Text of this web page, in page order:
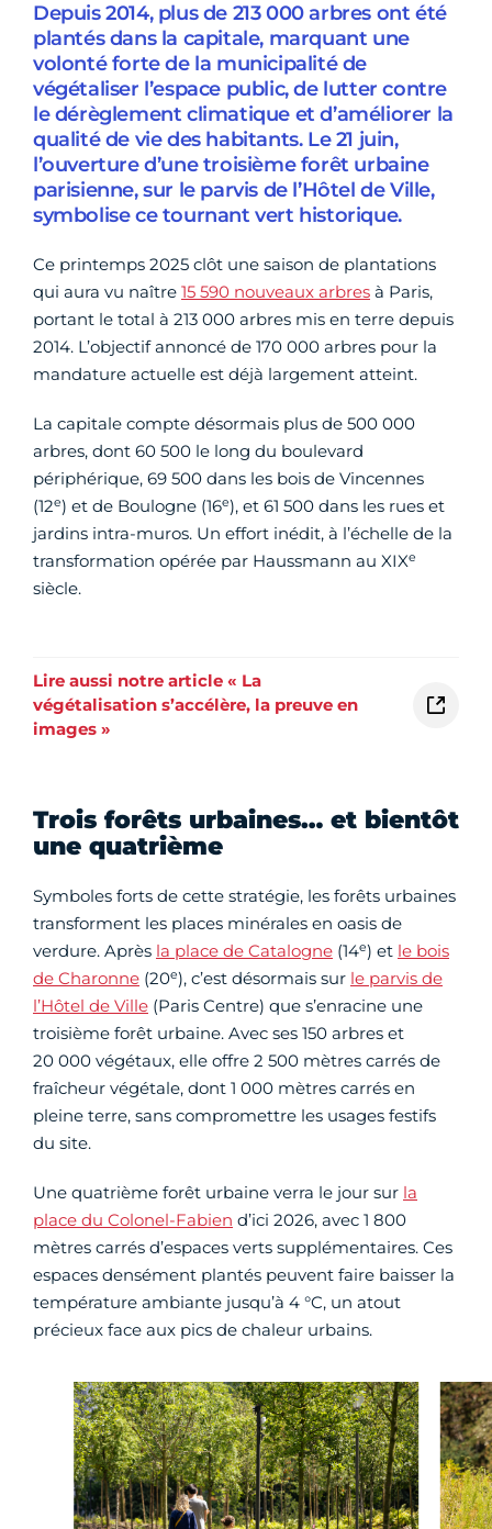
Depuis 2014, plus de 213 000 arbres ont été
plantés dans la capitale, marquant une
volonté forte de la municipalité de
végétaliser l’espace public, de lutter contre
le dérèglement climatique et d’améliorer la
qualité de vie des habitants. Le 21 juin,
l’ouverture d’une troisième forêt urbaine
parisienne, sur le parvis de l’Hôtel de Ville,
symbolise ce tournant vert historique.
Ce printemps 2025 clôt une saison de plantations
qui aura vu naître 15 590 nouveaux arbres à Paris,
portant le total à 213 000 arbres mis en terre depuis
2014. L’objectif annoncé de 170 000 arbres pour la
mandature actuelle est déjà largement atteint.
La capitale compte désormais plus de 500 000
arbres, dont 60 500 le long du boulevard
périphérique, 69 500 dans les bois de Vincennes
(12e) et de Boulogne (16e), et 61 500 dans les rues et
jardins intra-muros. Un effort inédit, à l’échelle de la
transformation opérée par Haussmann au XIXe
siècle.
Lire aussi notre article « La
végétalisation s’accélère, la preuve en
images »
Trois forêts urbaines… et bientôt
une quatrième
Symboles forts de cette stratégie, les forêts urbaines
transforment les places minérales en oasis de
verdure. Après la place de Catalogne (14e) et le bois
de Charonne (20e), c’est désormais sur le parvis de
l’Hôtel de Ville (Paris Centre) que s’enracine une
troisième forêt urbaine. Avec ses 150 arbres et
20 000 végétaux, elle offre 2 500 mètres carrés de
fraîcheur végétale, dont 1 000 mètres carrés en
pleine terre, sans compromettre les usages festifs
du site.
Une quatrième forêt urbaine verra le jour sur la
place du Colonel-Fabien d’ici 2026, avec 1 800
mètres carrés d’espaces verts supplémentaires. Ces
espaces densément plantés peuvent faire baisser la
température ambiante jusqu’à 4 °C, un atout
précieux face aux pics de chaleur urbains.